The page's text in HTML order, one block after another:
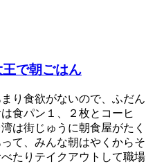
で朝ごはん
り食欲がないので、ふだん
食パン１、２枚とコーヒ
は街じゅうに朝食屋がたく
て、みんな朝はやくからそ
べたりテイクアウトして職場